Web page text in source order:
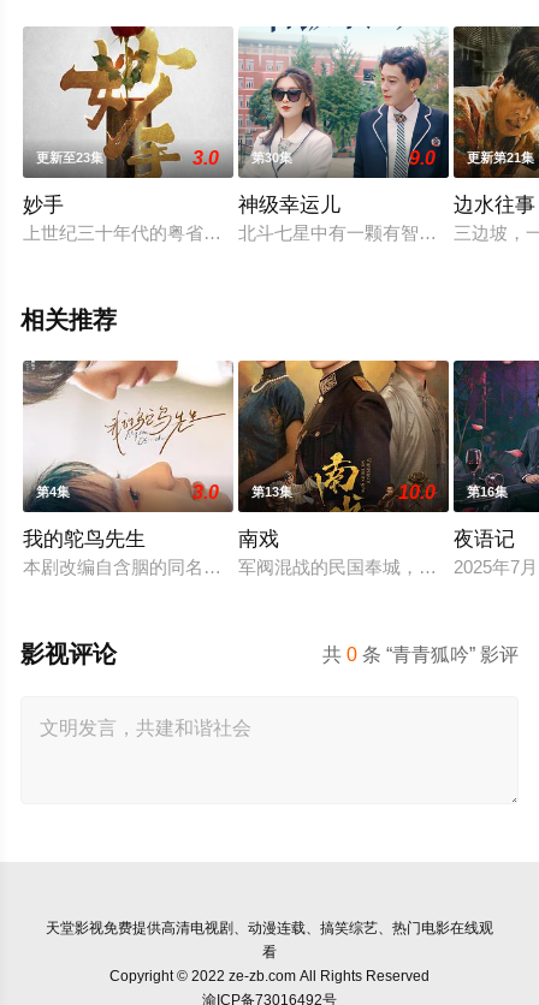
更新至23集 3.0
妙手
上世纪三十年代的粤省花城鱼龙混杂，隶属于神秘组织“黑锋”
第30集 9.0
神级幸运儿
北斗七星中有一颗有智慧生命的星球
更新第21集
边水往事
三边坡，
相关推荐
第4集 3.0
我的鸵鸟先生
本剧改编自含胭的同名小说，讲述了邻家女孩庞倩（苏晓彤 饰
第13集 10.0
南戏
军阀混战的民国奉城，玉佛头离奇失
第16集
夜语记
2025年7
共0 条 “青青狐吟” 影评
影视评论
天堂影视免费提供高清电视剧、动漫连载、搞笑综艺、热门电影在线观
看
Copyright © 2022 ze-zb.com All Rights Reserved
渝ICP备73016492号